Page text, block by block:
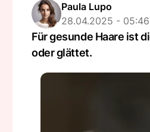
Paula Lupo
28.04.2025 - 05:46
Für gesunde Haare ist
oder glättet.